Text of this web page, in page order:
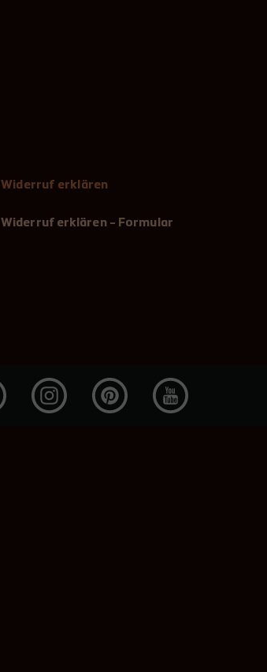
Widerruf erklären
Widerruf erklären - Formular